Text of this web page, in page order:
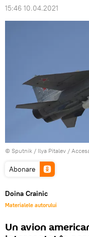
15:46 10.04.2021
© Sputnik / Ilya Pitalev /
Abonare
Doina Crainic
Materialele autorului
Un avion